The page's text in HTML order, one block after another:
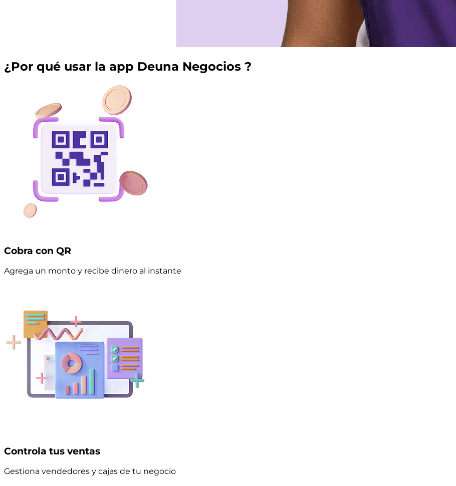
¿Por qué usar la app Deuna Negocios ?
Cobra con QR
Agrega un monto y recibe dinero al instante
Controla tus ventas
Gestiona vendedores y cajas de tu negocio